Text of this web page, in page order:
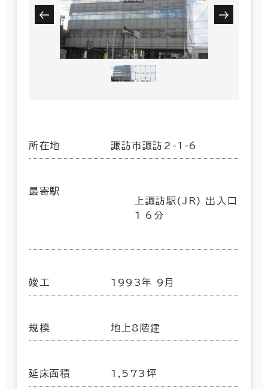
所在地 諏訪市諏訪2-1-6
最寄駅
上諏訪駅(JR) 出入口
1 6分
竣工 1993年 9月
規模 地上8階建
延床面積 1,573坪